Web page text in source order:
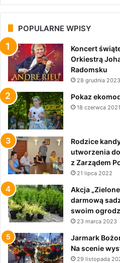
POPULARNE WPISY
Koncert
Orkiestrą
Radomsku
28 grudnia 2023
Pokaz
18 czerwca 2021
Rodzice
utworzenia
z Zarządem
21 lipca 2022
Akcja
darmową
swoim
23 marca 2023
Jarmark
Na scenie
29 listopada